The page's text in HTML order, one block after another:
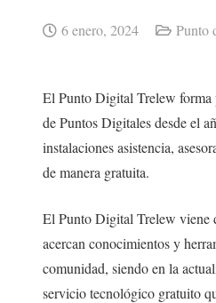
6 enero, 2024 Punto
El Punto Digital Trelew forma
de Puntos Digitales desde el
instalaciones asistencia,
de manera gratuita.
El Punto Digital Trelew viene
acercan conocimientos y
comunidad, siendo en la
servicio tecnológico gratuito